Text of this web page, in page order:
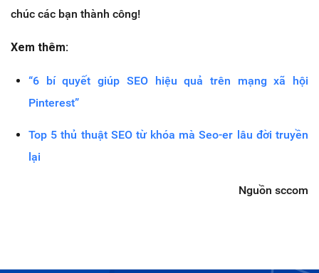
chúc các bạn thành công!
Xem thêm:
“6 bí quyết giúp SEO hiệu quả trên mạng xã hội
Pinterest”
Top 5 thủ thuật SEO từ khóa mà Seo-er lâu đời truyền
lại
Nguồn sccom